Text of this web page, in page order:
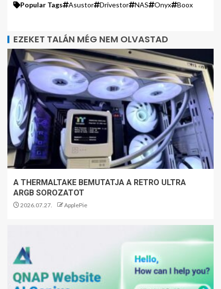
Popular Tags Asustor Drivestor NAS Onyx Boox
EZEKET TALÁN MÉG NEM OLVASTAD
A THERMALTAKE BEMUTATJA A RETRO ULTRA
ARGB SOROZATOT
2026.07.27. ApplePie